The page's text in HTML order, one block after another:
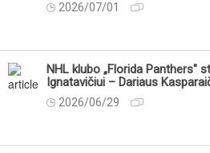
2026/07/01
NHL klubo „Florida Panthers"
Ignatavičiui – Dariaus
2026/06/29